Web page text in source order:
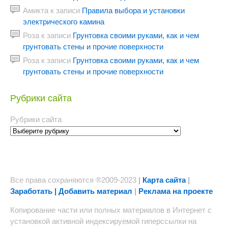
Амикта к записи Правила выбора и установки
электрического камина
Роза к записи Грунтовка своими руками, как и чем
грунтовать стены и прочие поверхности
Роза к записи Грунтовка своими руками, как и чем
грунтовать стены и прочие поверхности
Рубрики сайта
Рубрики сайта
Все права сохраняются ®2009-2023 | Карта сайта|
Заработать | Добавить материал | Реклама на проекте
Копирование части или полных материалов в Интернет с
установкой активной индексируемой гиперссылки на